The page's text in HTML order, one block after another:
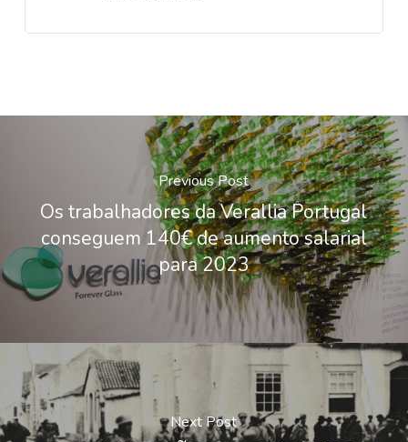
Previous Post
Os trabalhadores da Verallia Portugal
conseguem 140€ de aumento salarial
para 2023
Next Post